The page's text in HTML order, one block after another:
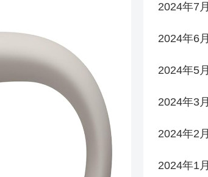
2024年7月
2024年6月
2024年5月
2024年3月
2024年2月
2024年1月